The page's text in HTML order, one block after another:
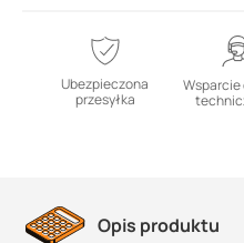
Ubezpieczona
przesyłka
Opis produktu